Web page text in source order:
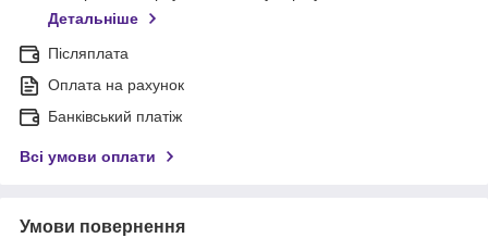
Детальніше
Післяплата
Оплата на рахунок
Банківський платіж
Всі умови оплати
Умови повернення